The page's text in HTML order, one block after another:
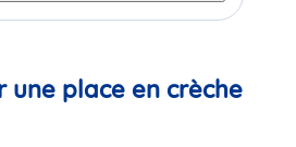
une place en crèche